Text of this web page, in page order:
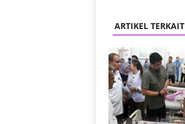
ARTIKEL TERKAIT